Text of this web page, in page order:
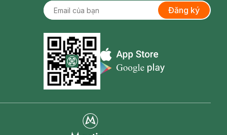
Đăng ký
Appstore icon